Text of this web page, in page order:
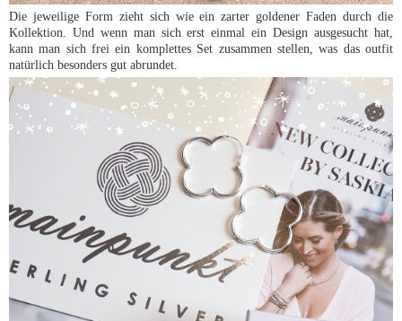
Die jeweilige Form zieht sich wie ein zarter goldener Faden durch die
Kollektion. Und wenn man sich erst einmal ein Design ausgesucht hat,
kann man sich frei ein komplettes Set zusammen stellen, was das outfit
natürlich besonders gut abrundet.